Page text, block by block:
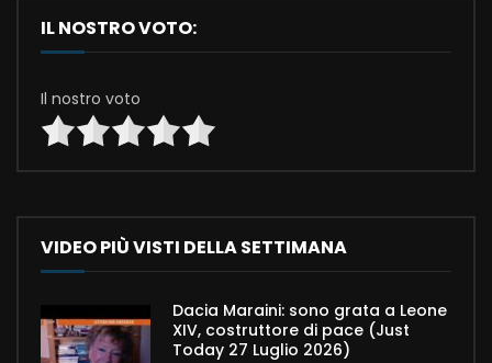
IL NOSTRO VOTO:
Il nostro voto
VIDEO PIÙ VISTI DELLA SETTIMANA
Dacia Maraini: sono grata a Leone
XIV, costruttore di pace (Just
Today 27 Luglio 2026)